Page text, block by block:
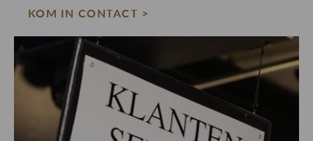
KOM IN CONTACT >